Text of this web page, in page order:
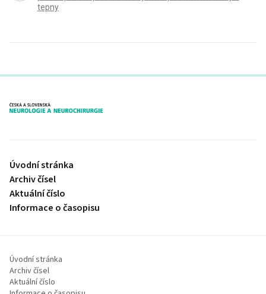
tepny
proLékaře.cz
Úvodní stránka
Archiv čísel
Aktuální číslo
Informace o časopisu
Úvodní stránka
Archiv čísel
Aktuální číslo